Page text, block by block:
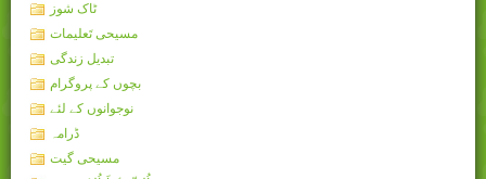
ٹاک شوز
مسیحی تَعلیمات
تبدیل زندگی
بچوں کے پروگرام
نوجوانوں کے لئے
ڈرامہ
مسیحی گیت